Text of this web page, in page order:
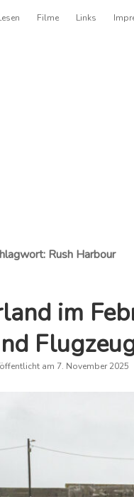
Filme Links
Rush Harbour
im
am 7. November 2025